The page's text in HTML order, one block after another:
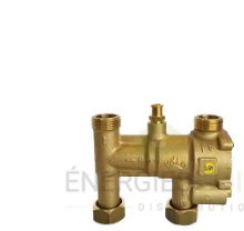
Conduit de fumées